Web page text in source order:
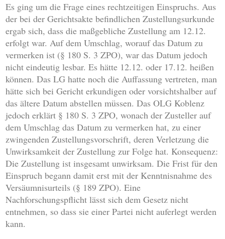
Es ging um die Frage eines rechtzeitigen Einspruchs. Aus
der bei der Gerichtsakte befindlichen Zustellungsurkunde
ergab sich, dass die maßgebliche Zustellung am 12.12.
erfolgt war. Auf dem Umschlag, worauf das Datum zu
vermerken ist (§ 180 S. 3 ZPO), war das Datum jedoch
nicht eindeutig lesbar. Es hätte 12.12. oder 17.12. heißen
können. Das LG hatte noch die Auffassung vertreten, man
hätte sich bei Gericht erkundigen oder vorsichtshalber auf
das ältere Datum abstellen müssen. Das OLG Koblenz
jedoch erklärt § 180 S. 3 ZPO, wonach der Zusteller auf
dem Umschlag das Datum zu vermerken hat, zu einer
zwingenden Zustellungsvorschrift, deren Verletzung die
Unwirksamkeit der Zustellung zur Folge hat. Konsequenz:
Die Zustellung ist insgesamt unwirksam. Die Frist für den
Einspruch begann damit erst mit der Kenntnisnahme des
Versäumnisurteils (§ 189 ZPO). Eine
Nachforschungspflicht lässt sich dem Gesetz nicht
entnehmen, so dass sie einer Partei nicht auferlegt werden
kann.